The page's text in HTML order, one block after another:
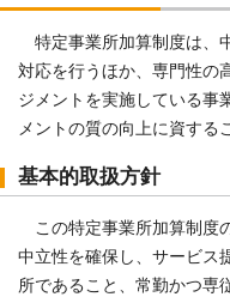
特定事業所加算制度は、
対応を行うほか、専門性の
ジメントを実施している事
メントの質の向上に資する
基本的取扱方針
この特定事業所加算制度
中立性を確保し、サービス
所であること、常勤かつ専